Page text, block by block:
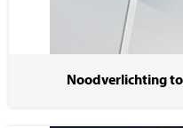
Noodverlichting